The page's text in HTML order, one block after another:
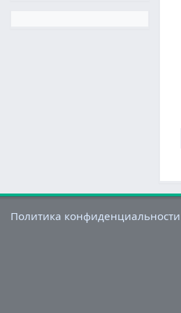
Политика конфиденциальности